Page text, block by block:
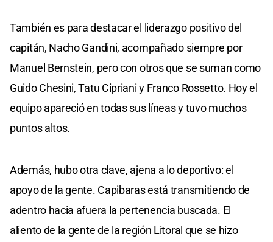
También es para destacar el liderazgo positivo del
capitán, Nacho Gandini, acompañado siempre por
Manuel Bernstein, pero con otros que se suman como
Guido Chesini, Tatu Cipriani y Franco Rossetto. Hoy el
equipo apareció en todas sus líneas y tuvo muchos
puntos altos.
Además, hubo otra clave, ajena a lo deportivo: el
apoyo de la gente. Capibaras está transmitiendo de
adentro hacia afuera la pertenencia buscada. El
aliento de la gente de la región Litoral que se hizo